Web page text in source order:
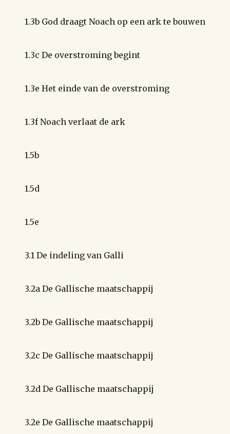
1.3b God draagt Noach op een ark te bouwen
1.3c De overstroming begint
1.3e Het einde van de overstroming
1.3f Noach verlaat de ark
1.5b
1.5d
1.5e
3.1 De indeling van Galli
3.2a De Gallische maatschappij
3.2b De Gallische maatschappij
3.2c De Gallische maatschappij
3.2d De Gallische maatschappij
3.2e De Gallische maatschappij